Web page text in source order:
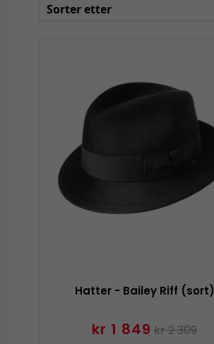
Sorter etter
Hatter - Bailey Riff (sort)
kr 1 849 kr 2 309